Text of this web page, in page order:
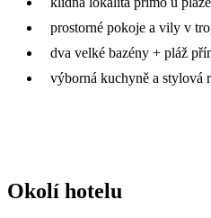
prostorné pokoje a vily v
dva velké bazény + pláž
výborná kuchyně a stylová
Okolí hotelu